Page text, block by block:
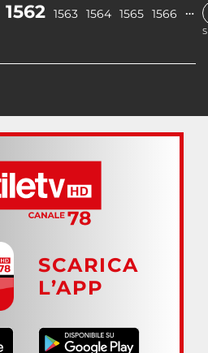
1562 1563 1564 1565 1566 …
SCARICA
L’APP